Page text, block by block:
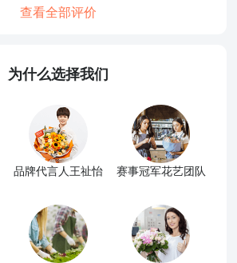
查看全部评价
为什么选择我们
品牌代言人王祉怡 赛事冠军花艺团队